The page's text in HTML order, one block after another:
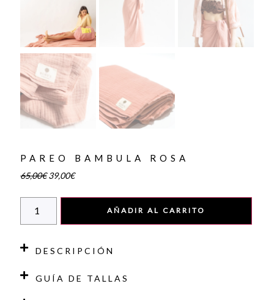
PAREO BAMBULA ROSA
65,00€ 39,00€
AÑADIR AL CARRITO
DESCRIPCIÓN
GUÍA DE TALLAS